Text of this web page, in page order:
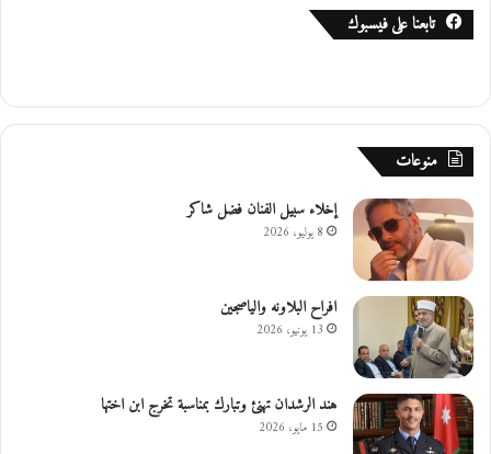
تابعنا على فيسبوك
منوعات
إخلاء سبيل الفنان فضل شاكر
8 يوليو، 2026
افراح البلاونه والياصجين
13 يونيو، 2026
هند الرشدان تهنئ وتبارك بمناسبة تخرج ابن اختها
15 مايو، 2026